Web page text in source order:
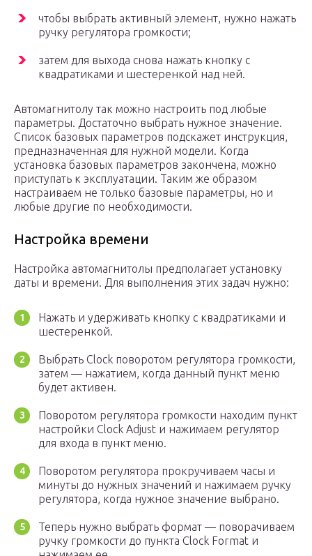
чтобы выбрать активный элемент, нужно нажать
ручку регулятора громкости;
затем для выхода снова нажать кнопку с
квадратиками и шестеренкой над ней.
Автомагнитолу так можно настроить под любые
параметры. Достаточно выбрать нужное значение.
Список базовых параметров подскажет инструкция,
предназначенная для нужной модели. Когда
установка базовых параметров закончена, можно
приступать к эксплуатации. Таким же образом
настраиваем не только базовые параметры, но и
любые другие по необходимости.
Настройка времени
Настройка автомагнитолы предполагает установку
даты и времени. Для выполнения этих задач нужно:
Нажать и удерживать кнопку с квадратиками и
шестеренкой.
Выбрать Clock поворотом регулятора громкости,
затем — нажатием, когда данный пункт меню
будет активен.
Поворотом регулятора громкости находим пункт
настройки Clock Adjust и нажимаем регулятор
для входа в пункт меню.
Поворотом регулятора прокручиваем часы и
минуты до нужных значений и нажимаем ручку
регулятора, когда нужное значение выбрано.
Теперь нужно выбрать формат — поворачиваем
ручку громкости до пункта Clock Format и